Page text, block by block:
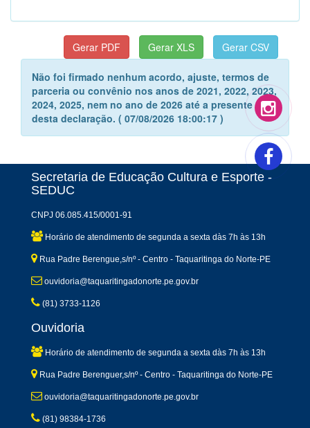
Não foi firmado nenhum acordo, ajuste, termos de
parceria ou convênio nos anos de 2021, 2022, 2023,
2024, 2025, nem no ano de 2026 até a presente data
desta declaração. ( 07/08/2026 18:00:17 )
Secretaria de Educação Cultura e Esporte -
SEDUC
CNPJ 06.085.415/0001-91
Horário de atendimento de segunda a sexta dàs 7h às 13h
Rua Padre Berengue,s/nº - Centro - Taquaritinga do Norte-PE
ouvidoria@taquaritingadonorte.pe.gov.br
(81) 3733-1126
Ouvidoria
Horário de atendimento de segunda a sexta dàs 7h às 13h
Rua Padre Berenguer,s/nº - Centro - Taquaritinga do Norte-PE
ouvidoria@taquaritingadonorte.pe.gov.br
(81) 98384-1736